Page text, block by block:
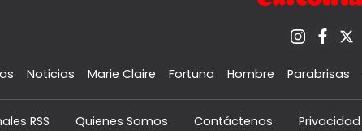
Noticias Marie Claire Fortuna Hombre Parabrisas
RSS Quienes Somos Contáctenos Privacidad